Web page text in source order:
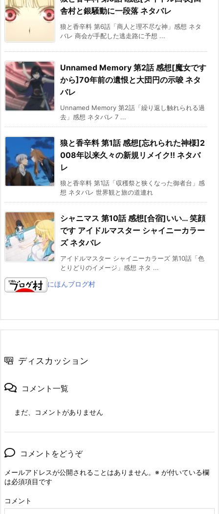
舎村と銀騒動に一段落 ネタバレ
狼と香辛料 第6話「商人と理不尽な神」感想 ネタ
バレ 商会が手配した逃走路に予想 ...
Unnamed Memory 第2話 感想[魔女です
から]70年前の遺恨と大団円の示唆 ネタ
バレ
Unnamed Memory 第2話「繰り返し触れられる過
去」感想 ネタバレ 7 ...
狼と香辛料 第1話 感想[忘れられた神様]2
008年以来久々の新規リメイク!! ネタバ
レ
狼と香辛料 第1話「収穫祭と狭くなった御者台」感
想 ネタバレ 世界観と旅の道連れ
シャニマス 第10話 感想[合宿]いい… 笑顔
です アイドルマスター シャイニーカラー
ズ ネタバレ
アイドルマスター シャイニーカラーズ 第10話「色
とりどりのイメージ」感想 ネタ ...
にほんブログ村
ディスカッション
コメント一覧
まだ、コメントがありません
コメントをどうぞ
メールアドレスが公開されることはありません。 ※ が付いている欄
は必須項目です
コメント